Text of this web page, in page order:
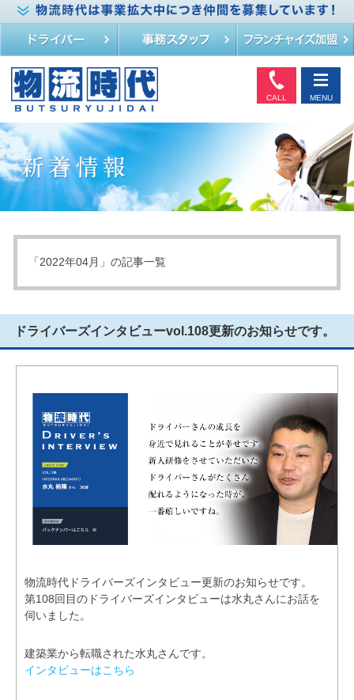
CALL MENU
「2022年04月」の記事一覧
ドライバーズインタビューvol.108更新のお知らせです。
物流時代ドライバーズインタビュー更新のお知らせです。
第108回目のドライバーズインタビューは水丸さんにお話を
伺いました。
建築業から転職された水丸さんです。
インタビューはこちら